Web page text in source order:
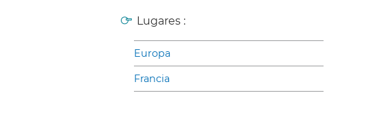
Lugares :
Europa
Francia